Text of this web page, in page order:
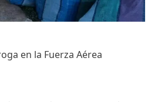
en la Fuerza Aérea